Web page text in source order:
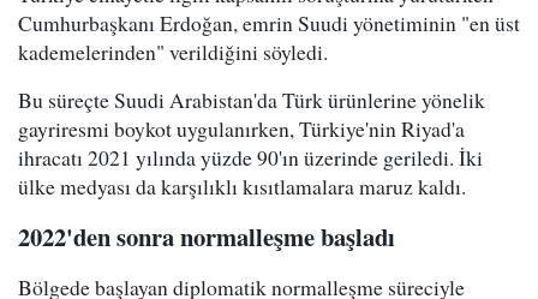
Cumhurbaşkanı Erdoğan, emrin Suudi yönetiminin "en üst
kademelerinden" verildiğini söyledi.
Bu süreçte Suudi Arabistan'da Türk ürünlerine yönelik
gayriresmi boykot uygulanırken, Türkiye'nin Riyad'a
ihracatı 2021 yılında yüzde 90'ın üzerinde geriledi. İki
ülke medyası da karşılıklı kısıtlamalara maruz kaldı.
2022'den sonra normalleşme başladı
Bölgede başlayan diplomatik normalleşme süreciyle